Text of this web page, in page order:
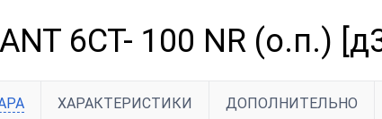
6СТ- 100 NR (о.п.)
ХАРАКТЕРИСТИКИ ДОПОЛНИТЕЛЬНО